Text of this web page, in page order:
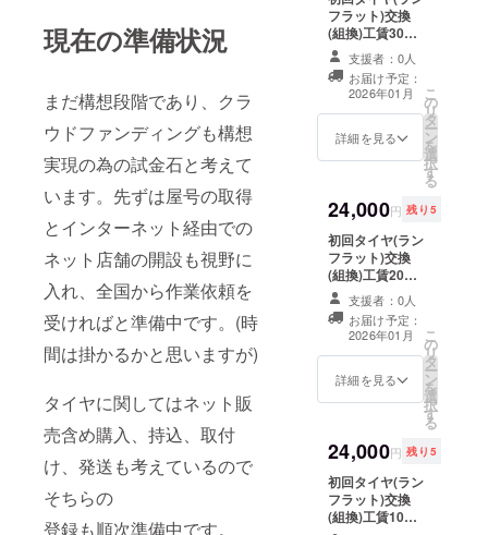
現在の準備状況
まだ構想段階であり、クラ
ウドファンディングも構想
実現の為の試金石と考えて
います。先ずは屋号の取得
とインターネット経由での
ネット店舗の開設も視野に
入れ、全国から作業依頼を
受ければと準備中です。(時
間は掛かるかと思いますが)
タイヤに関してはネット販
売含め購入、持込、取付
け、発送も考えているので
そちらの
登録も順次準備中です。
た時点で効果を
失効します。
：当
チケット発行よ
り5ヵ年末まで有
頂いても
ご利用いただけ
ます ・お車
一台につきチ
ケット1枚とさせ
て頂きます。
ケットをお持ち
の方は、利用し
でご使用くださ
限：初回利用し
た時点で効果を
失効します。
：当
チケット発行よ
り5ヵ年末まで有
フラット)交換
(組換)工賃30％
割引 ※4本 ●ご
利用時注意
・チケット
は当店舗に、紙
媒体でご持参又
は郵送にて
はホイールを発
送いただく際
に、同梱して
頂いても
ご利用いただけ
ます ・お車
一台につきチ
ケット1枚とさせ
て頂きます。
ケットをお持ち
の方は、利用し
でご使用くださ
限：初回利用し
た時点で効果を
失効します。
支援者：0人
お届け予定：
2026年01月
詳細を見る
こ
の
リ
タ
ー
ン
を
選
択
す
る
24,000円 残り5
初回タイヤ(ラン
フラット)交換
(組換)工賃20％
割引 ※4本 ●ご
利用時注意
・チケット
は当店舗に、紙
媒体でご持参又
は郵送にて
はホイールを発
送いただく際
に、同梱して
頂いても
ご利用いただけ
支援者：0人
お届け予定：
2026年01月
詳細を見る
こ
の
リ
タ
ー
ン
を
選
択
す
る
24,000円 残り5
初回タイヤ(ラン
フラット)交換
(組換)工賃10％